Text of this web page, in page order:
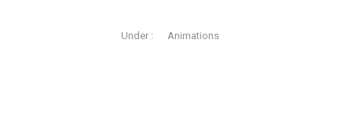
Under : Animations